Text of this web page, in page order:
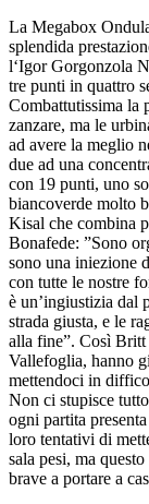
La Megabox
splendida
l‘Igor Gorgonzola
tre punti in quattro
Combattutissima la
zanzare, ma le
ad avere la meglio
due ad una
con 19 punti, uno
biancoverde molto
Kisal che combina
Bonafede: ”Sono
sono una iniezione
con tutte le nostre
è un’ingiustizia dal
strada giusta, e le
alla fine”. Così
Vallefoglia, hanno
mettendoci in
Non ci stupisce
ogni partita
loro tentativi di
sala pesi, ma
brave a portare a